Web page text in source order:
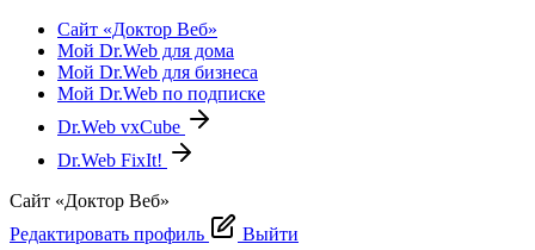
Сайт «Доктор Веб»
Мой Dr.Web для дома
Мой Dr.Web для бизнеса
Мой Dr.Web по подписке
Dr.Web vxCube
Dr.Web FixIt!
Сайт «Доктор Веб»
Редактировать профиль
Выйти